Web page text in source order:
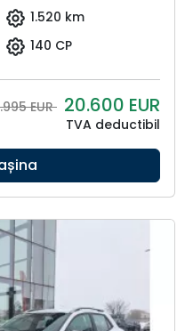
1.520 km
140 CP
EUR 20.600 EUR
TVA deductibil